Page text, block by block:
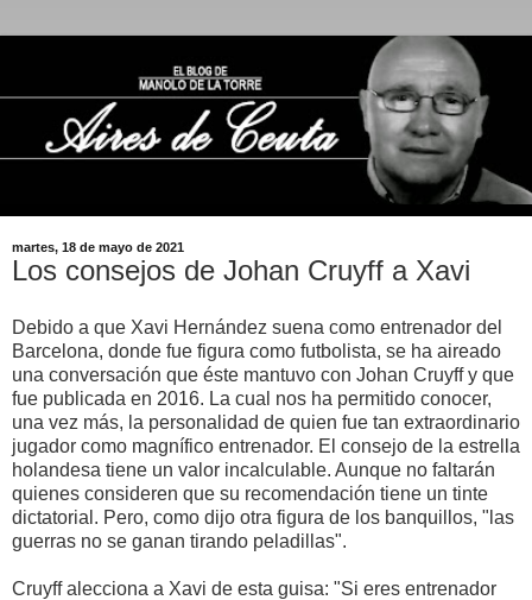
martes, 18 de mayo de 2021
Los consejos de Johan Cruyff a Xavi
Debido a que Xavi Hernández suena como entrenador del
Barcelona, donde fue figura como futbolista, se ha aireado
una conversación que éste mantuvo con Johan Cruyff y que
fue publicada en 2016. La cual nos ha permitido conocer,
una vez más, la personalidad de quien fue tan extraordinario
jugador como magnífico entrenador. El consejo de la estrella
holandesa tiene un valor incalculable. Aunque no faltarán
quienes consideren que su recomendación tiene un tinte
dictatorial. Pero, como dijo otra figura de los banquillos, "las
guerras no se ganan tirando peladillas".
Cruyff alecciona a Xavi de esta guisa: "Si eres entrenador